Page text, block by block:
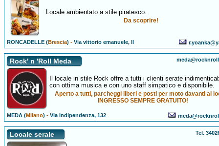
Locale ambientato a stile piratesco.
Da scoprire!
RONCADELLE (Brescia) -Via vittorio emanuele, ll
Rock' n 'Roll Meda
Il locale in stile Rock offre a tutti i clienti serate
con ottima musica e con uno staff simpatico e disponibile.
Aperto a tutti, parcheggi liberi e posti per moto davanti al
INGRESSO SEMPRE GRATUITO!
MEDA (Milano) -Via Indipendenza, 132
Locale serale Tel.